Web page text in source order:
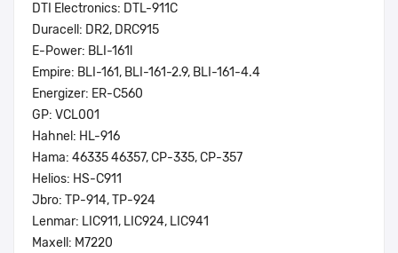
DTI Electronics: DTL-911C
Duracell: DR2, DRC915
E-Power: BLI-161l
Empire: BLI-161, BLI-161-2.9, BLI-161-4.4
Energizer: ER-C560
GP: VCL001
Hahnel: HL-916
Hama: 46335 46357, CP-335, CP-357
Helios: HS-C911
Jbro: TP-914, TP-924
Lenmar: LIC911, LIC924, LIC941
Maxell: M7220